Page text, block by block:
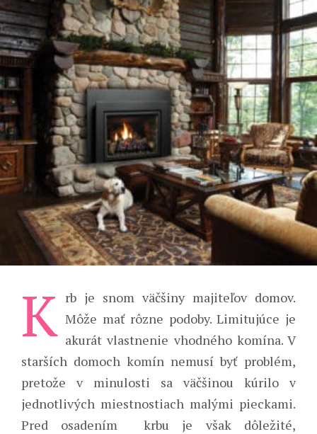
K rb je snom väčšiny majiteľov domov.
Môže mať rôzne podoby. Limitujúce je
akurát vlastnenie vhodného komína. V
starších domoch komín nemusí byť problém,
pretože v minulosti sa väčšinou kúrilo v
jednotlivých miestnostiach malými pieckami.
Pred osadením krbu je však dôležité,